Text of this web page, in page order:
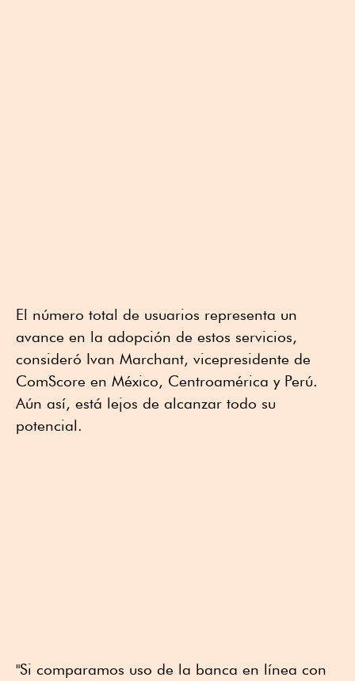
El número total de usuarios representa un
avance en la adopción de estos servicios,
consideró Ivan Marchant, vicepresidente de
ComScore en México, Centroamérica y Perú.
Aún así, está lejos de alcanzar todo su
potencial.
"Si comparamos uso de la banca en línea con